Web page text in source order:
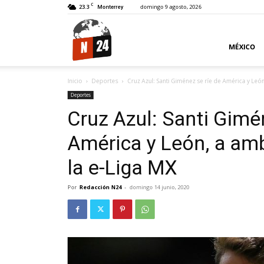
23.3 C Monterrey domingo 9 agosto, 2026
MÉXICO
Inicio Deportes Cruz Azul: Santi Giménez se ríe de América y
Deportes
Cruz Azul: Santi
América y León, a
la e-Liga MX
Por Redacción N24 - domingo 14 junio, 2020